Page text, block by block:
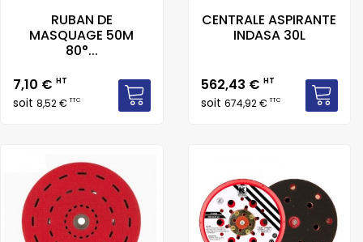
RUBAN DE
MASQUAGE 50M
80°...
Prix
7,10 € HT
soit 8,52 €TTC
CENTRALE ASPIRANTE
INDASA 30L
Prix
562,43 € HT
soit 674,92 €TTC